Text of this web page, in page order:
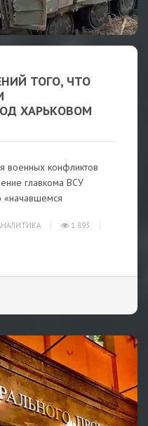
ТОГО, ЧТО
ХАРЬКОВОМ
военных конфликтов
главкома ВСУ
«начавшемся
1 893